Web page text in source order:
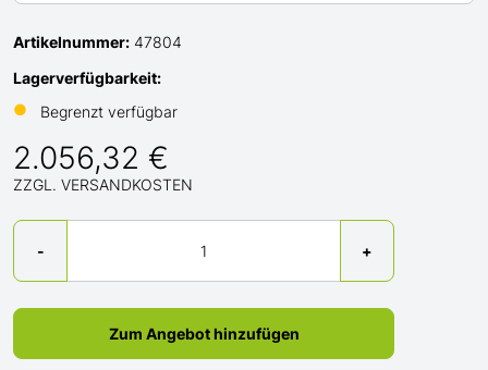
Artikelnummer: 47804
Lagerverfügbarkeit:
●
Begrenzt verfügbar
2.056,32 €
ZZGL. VERSANDKOSTEN
-
Menge
+
Zum Angebot hinzufügen